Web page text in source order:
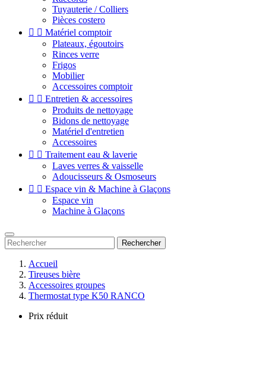
Tuyauterie / Colliers
Pièces costero
  Matériel comptoir
Plateaux, égoutoirs
Rinces verre
Frigos
Mobilier
Accessoires comptoir
  Entretien & accessoires
Produits de nettoyage
Bidons de nettoyage
Matériel d'entretien
Accessoires
  Traitement eau & laverie
Laves verres & vaisselle
Adoucisseurs & Osmoseurs
  Espace vin & Machine à Glaçons
Espace vin
Machine à Glaçons
Rechercher
Accueil
Tireuses bière
Accessoires groupes
Thermostat type K50 RANCO
Prix réduit